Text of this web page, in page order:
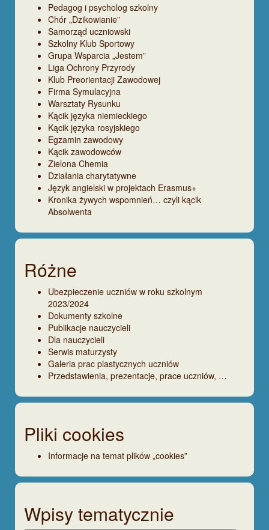
Pedagog i psycholog szkolny
Chór „Dzikowianie”
Samorząd uczniowski
Szkolny Klub Sportowy
Grupa Wsparcia „Jestem”
Liga Ochrony Przyrody
Klub Preorientacji Zawodowej
Firma Symulacyjna
Warsztaty Rysunku
Kącik języka niemieckiego
Kącik języka rosyjskiego
Egzamin zawodowy
Kącik zawodowców
Zielona Chemia
Działania charytatywne
Język angielski w projektach Erasmus+
Kronika żywych wspomnień… czyli kącik
Absolwenta
Różne
Ubezpieczenie uczniów w roku szkolnym
2023/2024
Dokumenty szkolne
Publikacje nauczycieli
Dla nauczycieli
Serwis maturzysty
Galeria prac plastycznych uczniów
Przedstawienia, prezentacje, prace uczniów, …
Pliki cookies
Informacje na temat plików „cookies”
Wpisy tematycznie